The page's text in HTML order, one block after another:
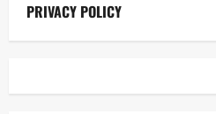
PRIVACY POLICY